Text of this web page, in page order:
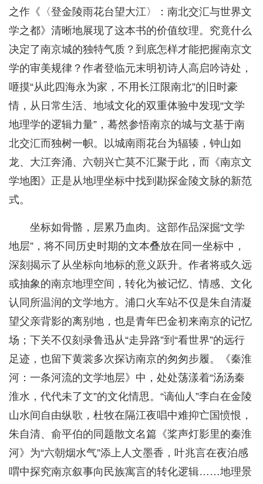
之作《〈登金陵雨花台望大江〉：南北交汇与世界文
学之都》清晰地展现了这本书的价值纹理。究竟什么
决定了南京城的独特气质？到底怎样才能把握南京文
学的审美规律？作者登临元末明初诗人高启吟诗处，
咂摸“从此四海永为家，不用长江限南北”的旧时豪
情，从日常生活、地域文化的双重体验中发现“文学
地理学的逻辑力量”，蓦然参悟南京的城与文基于南
北交汇而独树一帜。以城南雨花台为辐辏，钟山如
龙、大江奔涌、六朝兴亡莫不汇聚于此，而《南京文
学地图》正是从地理坐标中找到勘探金陵文脉的新范
式。
坐标如骨骼，层累乃血肉。这部作品深掘“文学
地层”，将不同历史时期的文本叠放在同一坐标中，
深刻揭示了从坐标向地标的意义跃升。作者将或久远
或抽象的南京地理空间，转化为被记忆、情感、文化
认同所温润的文学地方。浦口火车站不仅是朱自清凝
望父亲背影的离别地，也是青年巴金初来南京的记忆
场；下关不仅刻录鲁迅从“走异路”到“看世界”的远行
足迹，也留下黄裳多次探访南京的匆匆步履。《秦淮
河：一条河流的文学地层》中，处处荡漾着“汤汤秦
淮水，代代未了文”的文化情思。“谪仙人”李白在金陵
山水间自由纵歌，杜牧在隔江夜唱中难抑亡国愤恨，
朱自清、俞平伯的同题散文名篇《桨声灯影里的秦淮
河》为“六朝烟水气”添上人文墨香，叶兆言在夜泊感
喟中探究南京叙事向民族寓言的转化逻辑……地理景